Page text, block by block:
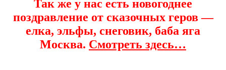
Так же у нас есть новогоднее
поздравление от сказочных геров —
елка, эльфы, снеговик, баба яга
Москва. Смотреть здесь…